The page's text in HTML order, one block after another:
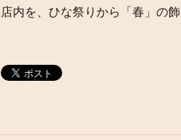
店内を、ひな祭りから「春」の飾